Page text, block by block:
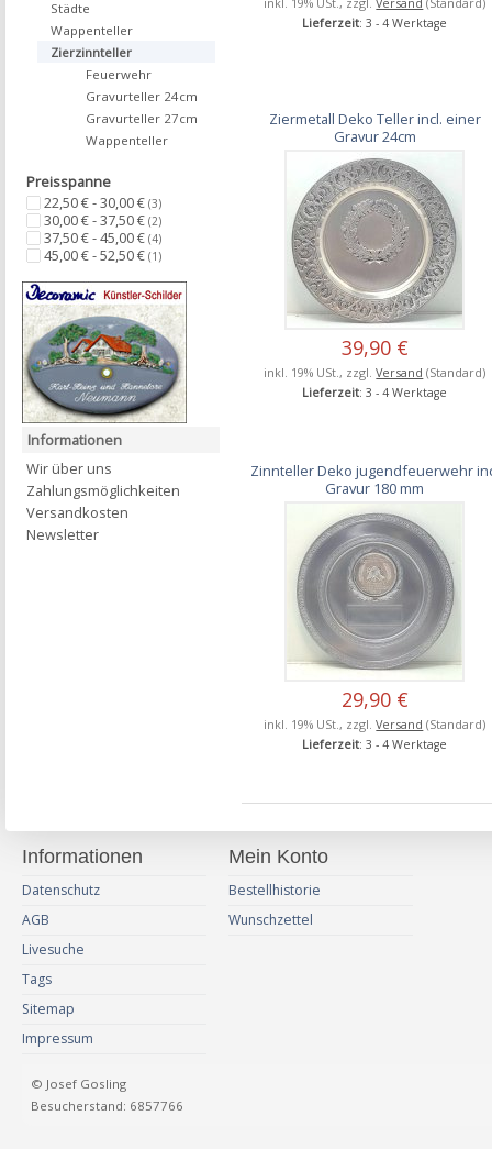
Lieferzeit: 3 - 4 Werktage
Ziermetall Deko Teller incl. einer
Gravur 24cm
39,90 €
inkl. 19% USt., zzgl.Versand (Standard)
Lieferzeit: 3 - 4 Werktage
Zinnteller Deko jugendfeuerwehr
Gravur 180 mm
29,90 €
inkl. 19% USt., zzgl.Versand (Standard)
Lieferzeit: 3 - 4 Werktage
Städte
Wappenteller
Zierzinnteller
Feuerwehr
Gravurteller 24cm
Gravurteller 27cm
Wappenteller
Preisspanne
22,50 € - 30,00 € (3)
30,00 € - 37,50 € (2)
37,50 € - 45,00 € (4)
45,00 € - 52,50 € (1)
Informationen
Wir über uns
Zahlungsmöglichkeiten
Versandkosten
Newsletter
Informationen
Datenschutz
AGB
Livesuche
Tags
Sitemap
Impressum
Mein Konto
Bestellhistorie
Wunschzettel
© Josef Gosling
Besucherstand: 6857766